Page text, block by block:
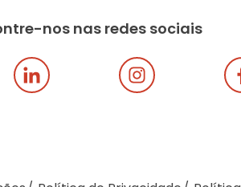
nos nas redes sociais